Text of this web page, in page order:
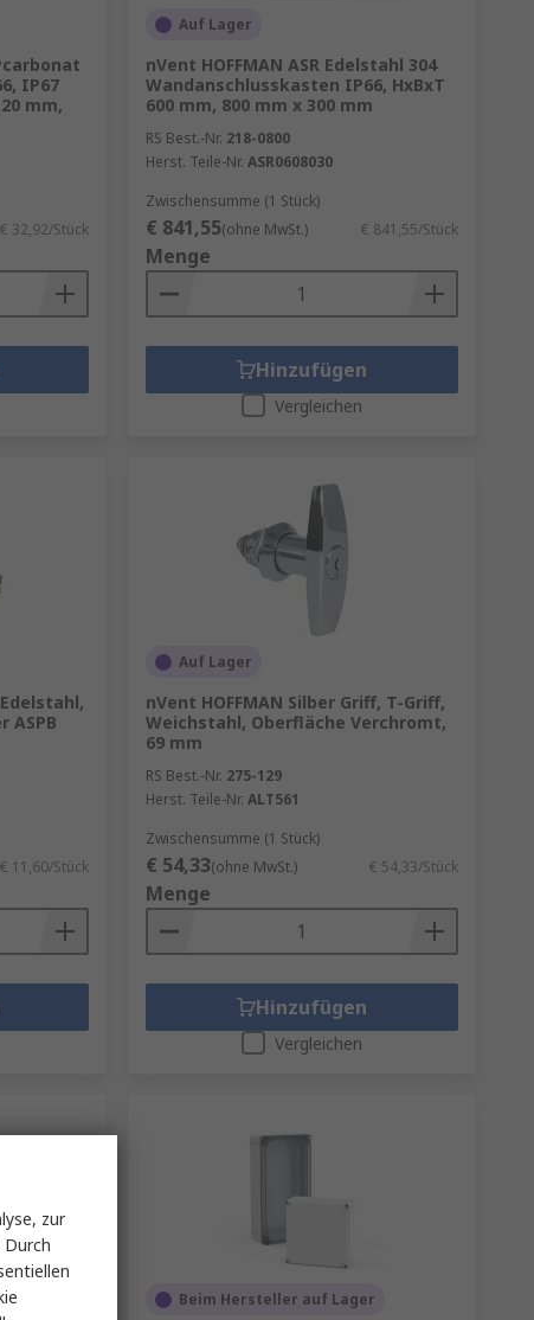
IP67
mm,
€ 32,92/Stück
Auf Lager
nVent HOFFMAN ASR Edelstahl 304
Wandanschlusskasten IP66, HxBxT
600 mm, 800 mm x 300 mm
RS Best.-Nr. 218-0800
Herst. Teile-Nr. ASR0608030
Zwischensumme (1 Stück)
€ 841,55(ohne MwSt.) € 841,55/Stück
Menge
Hinzufügen
Vergleichen
ASPB
€ 11,60/Stück
Auf Lager
nVent HOFFMAN Silber Griff, T-Griff,
Weichstahl, Oberfläche Verchromt,
69 mm
RS Best.-Nr. 275-129
Herst. Teile-Nr. ALT561
Zwischensumme (1 Stück)
€ 54,33(ohne MwSt.) € 54,33/Stück
Menge
Hinzufügen
Vergleichen
Beim Hersteller auf Lager
zur